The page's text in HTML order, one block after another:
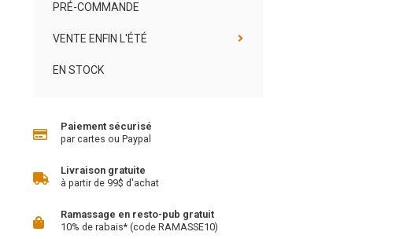
PRÉ-COMMANDE
VENTE ENFIN L'ÉTÉ
EN STOCK
Paiement sécurisé
par cartes ou Paypal
Livraison gratuite
à partir de 99$ d'achat
Ramassage en resto-pub gratuit
10% de rabais* (code RAMASSE10)